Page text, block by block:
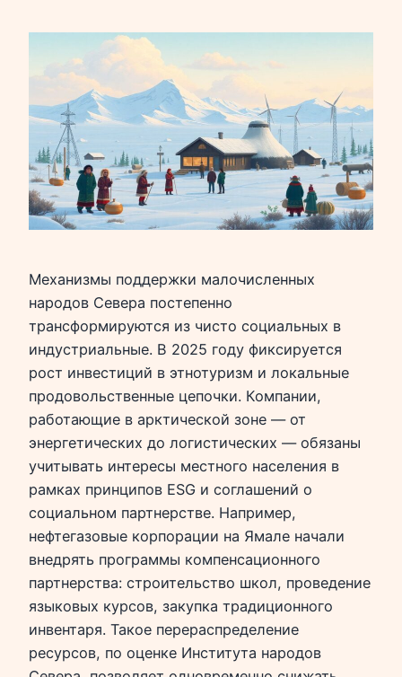
Механизмы поддержки малочисленных
народов Севера постепенно
трансформируются из чисто социальных в
индустриальные. В 2025 году фиксируется
рост инвестиций в этнотуризм и локальные
продовольственные цепочки. Компании,
работающие в арктической зоне — от
энергетических до логистических — обязаны
учитывать интересы местного населения в
рамках принципов ESG и соглашений о
социальном партнерстве. Например,
нефтегазовые корпорации на Ямале начали
внедрять программы компенсационного
партнерства: строительство школ, проведение
языковых курсов, закупка традиционного
инвентаря. Такое перераспределение
ресурсов, по оценке Института народов